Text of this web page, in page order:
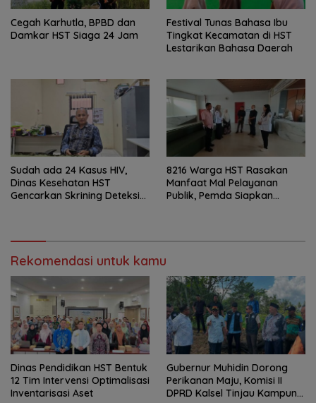
Cegah Karhutla, BPBD dan
Damkar HST Siaga 24 Jam
Festival Tunas Bahasa Ibu
Tingkat Kecamatan di HST
Lestarikan Bahasa Daerah
Sudah ada 24 Kasus HIV,
Dinas Kesehatan HST
Gencarkan Skrining Deteksi
8216 Warga HST Rasakan
Manfaat Mal Pelayanan
Publik, Pemda Siapkan
Rekomendasi untuk kamu
Dinas Pendidikan HST Bentuk
12 Tim Intervensi Optimalisasi
Inventarisasi Aset
Gubernur Muhidin Dorong
Perikanan Maju, Komisi II
DPRD Kalsel Tinjau Kampung